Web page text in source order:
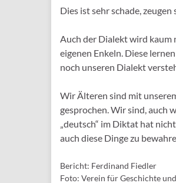
Dies ist sehr schade,
Auch der Dialekt wird kaum
eigenen Enkeln. Diese
noch unseren Dialekt
Wir Älteren sind mit
gesprochen. Wir sind, auch
„deutsch“ im Diktat hat
auch diese Dinge zu
Bericht: Ferdinand Fiedler
Foto: Verein für Geschichte